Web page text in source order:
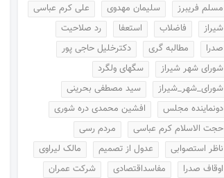
مسلم فریبرز
سلیمان مهدوی
علی کرم عباسی
شیراز
فاضلاب استعفا
رد صلاحیت
صدرا
مطالبه گری
دکترخلیل حاجی پور
شورای شهر شیراز
سگهای ولگرد
شورای_شهر_شیراز
سید مصطفی بحرینی
دونماینده مجلس
افشین محمدی دره شوری
حجت الاسلام کرم عباسی
مردم رسی
ناظر استصوابی
عدول از تصمیم
مالک لیراوی
اوقاف صدرا
مفاسداقتصادی شرکت عمران